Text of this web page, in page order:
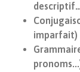
imparfait)